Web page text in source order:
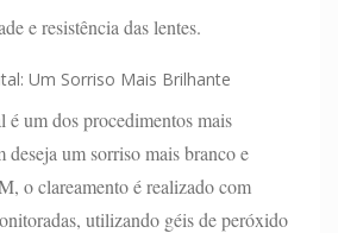
e resistência das lentes.
Um Sorriso Mais Brilhante
é um dos procedimentos mais
deseja um sorriso mais branco e
o clareamento é realizado com
utilizando géis de peróxido